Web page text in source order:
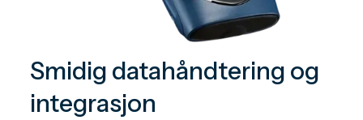
Smidig datahåndtering og
integrasjon